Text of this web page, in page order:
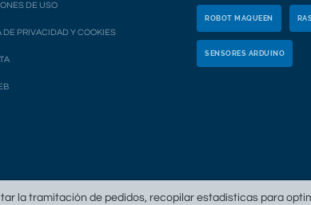
DE USO
DE PRIVACIDAD Y COOKIES
ROBOT MAQUEEN
SENSORES ARDUINO
la tramitación de pedidos, recopilar estadísticas para